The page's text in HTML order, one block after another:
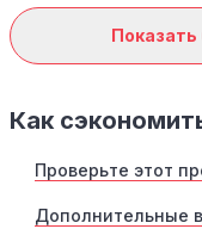
Показать
Как
Проверьте этот
Дополнительные